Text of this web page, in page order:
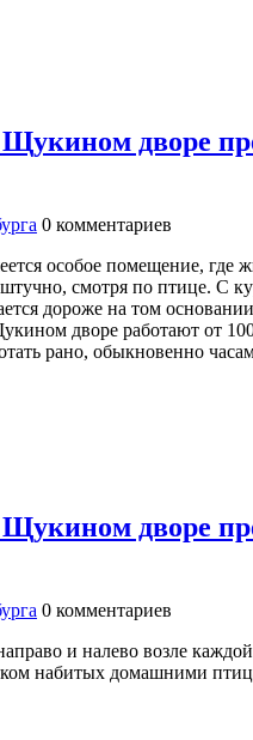
дворе
0 комментариев
особое помещение,
смотря по птице. С
дороже на том
дворе работают от
рано, обыкновенно
дворе
0 комментариев
и налево возле
набитых домашними